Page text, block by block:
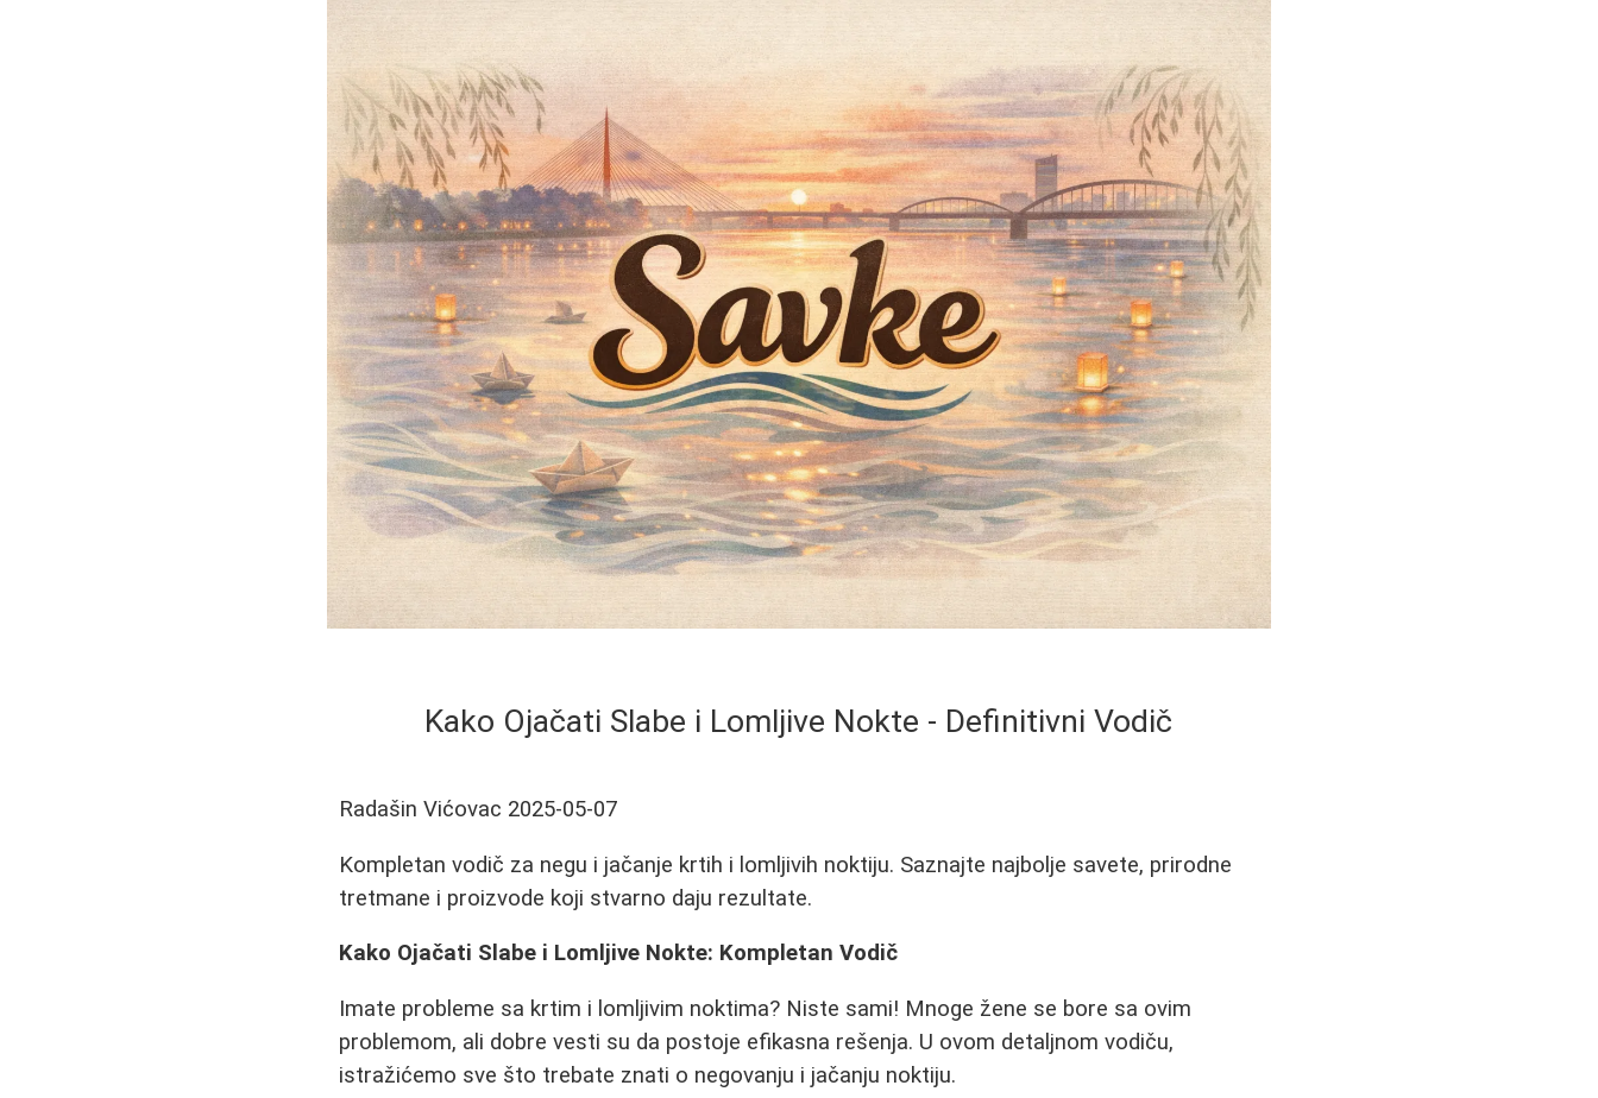
Kako Ojačati Slabe i Lomljive Nokte - Definitivni Vodič
Radašin Vićovac 2025-05-07
Kompletan vodič za negu i jačanje krtih i lomljivih noktiju. Saznajte najbolje savete, prirodne
tretmane i proizvode koji stvarno daju rezultate.
Kako Ojačati Slabe i Lomljive Nokte: Kompletan Vodič
Imate probleme sa krtim i lomljivim noktima? Niste sami! Mnoge žene se bore sa ovim
problemom, ali dobre vesti su da postoje efikasna rešenja. U ovom detaljnom vodiču,
istražićemo sve što trebate znati o negovanju i jačanju noktiju.